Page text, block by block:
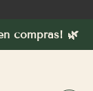
compras! 🌿